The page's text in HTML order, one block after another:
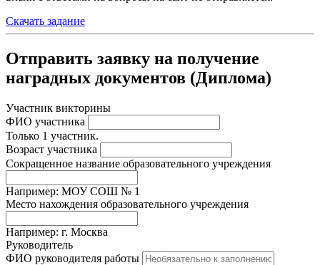
Скачать задание
Отправить заявку на получение
наградных документов (Диплома)
Участник викторины
ФИО участника
Только 1 участник.
Возраст участника
Сокращенное название образовательного учреждения
Например: МОУ СОШ № 1
Место нахождения образовательного учреждения
Например: г. Москва
Руководитель
ФИО руководителя работы